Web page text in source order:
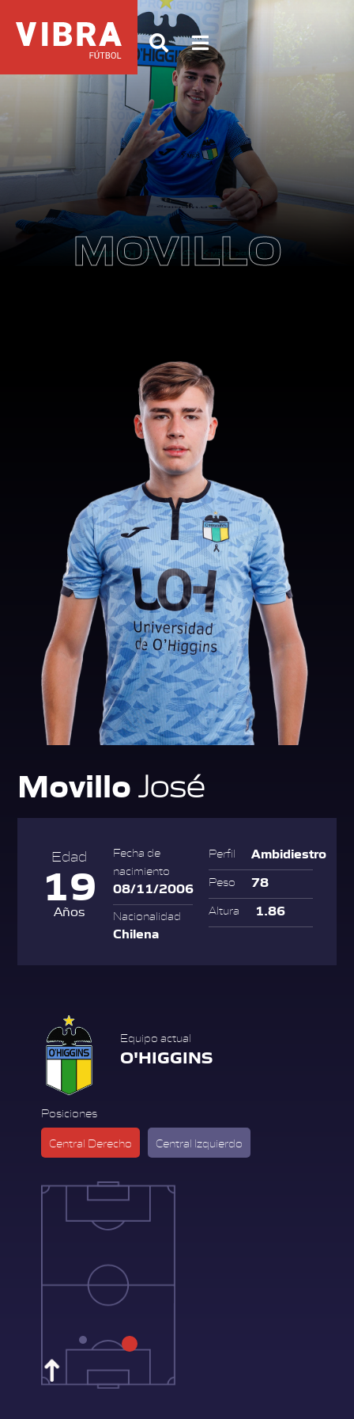
MOVILLO
MovilloJosé
Edad
19
Años
Fecha de
nacimiento
08/11/2006
Nacionalidad
Chilena
Perfil Ambidiestro
Peso 78
Altura 1.86
Equipo actual
O'HIGGINS
Posiciones
Central Derecho Central Izquierdo